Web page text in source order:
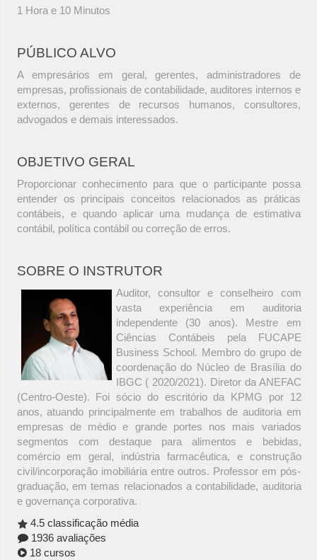
1 Hora e 10 Minutos
PÚBLICO ALVO
A empresários em geral, gerentes, administradores de
empresas, profissionais de contabilidade, auditores internos e
externos, gerentes de recursos humanos, consultores,
advogados e demais interessados.
OBJETIVO GERAL
Proporcionar conhecimento para que o participante possa
entender os principais conceitos relacionados as práticas
contábeis, e quando aplicar uma mudança de estimativa
contábil, política contábil ou correção de erros.
SOBRE O INSTRUTOR
Auditor, consultor e conselheiro com
vasta experiência em auditoria
independente (30 anos). Mestre em
Ciências Contábeis pela FUCAPE
Business School. Membro do grupo de
coordenação do Núcleo de Brasília do
IBGC ( 2020/2021). Diretor da ANEFAC
(Centro-Oeste). Foi sócio do escritório da KPMG por 12
anos, atuando principalmente em trabalhos de auditoria em
empresas de médio e grande portes nos mais variados
segmentos com destaque para alimentos e bebidas,
comércio em geral, indústria farmacêutica, e construção
civil/incorporação imobiliária entre outros. Professor em pós-
graduação, em temas relacionados a contabilidade, auditoria
e governança corporativa.
4.5 classificação média
1936 avaliações
18 cursos